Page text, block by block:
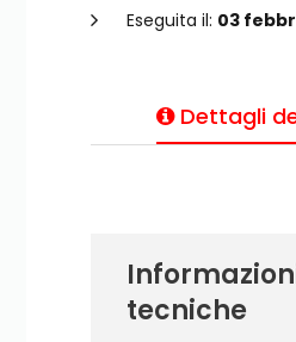
Eseguita il: 03
Dettagli
tecniche